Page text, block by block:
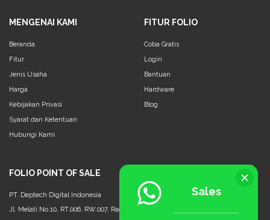
MENGENAI KAMI
Beranda
Fitur
Jenis Usaha
Harga
Kebijakan Privasi
Syarat dan Ketentuan
Hubungi Kami
FITUR FOLIO
Coba Gratis
Login
Bantuan
Hardware
Blog
FOLIO POINT OF SALE
PT. Deptech Digital Indonesia
Jl. Melati No.10, RT.006, RW.007, Ragunan, Ps. Minggu, Jakarta Selatan - 12550
Sales